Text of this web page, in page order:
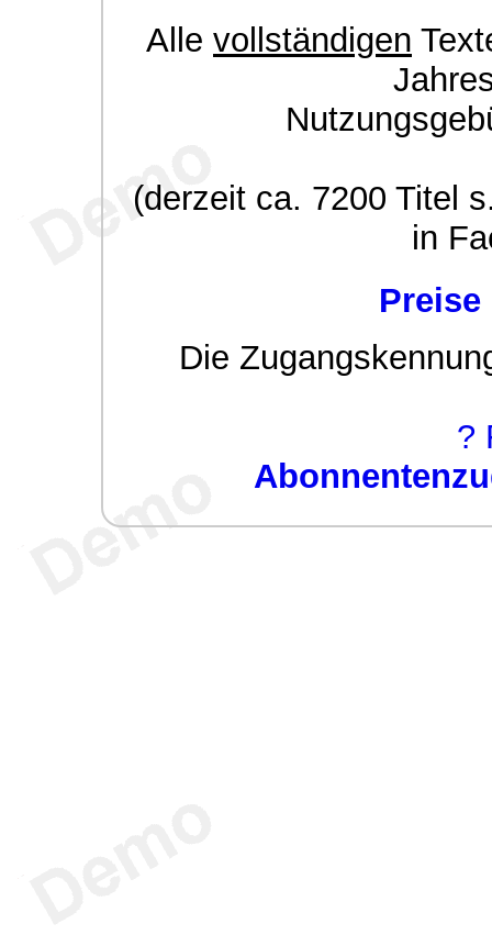
Alle vollständigen
(derzeit ca. 7200 Titel
in
Die
?